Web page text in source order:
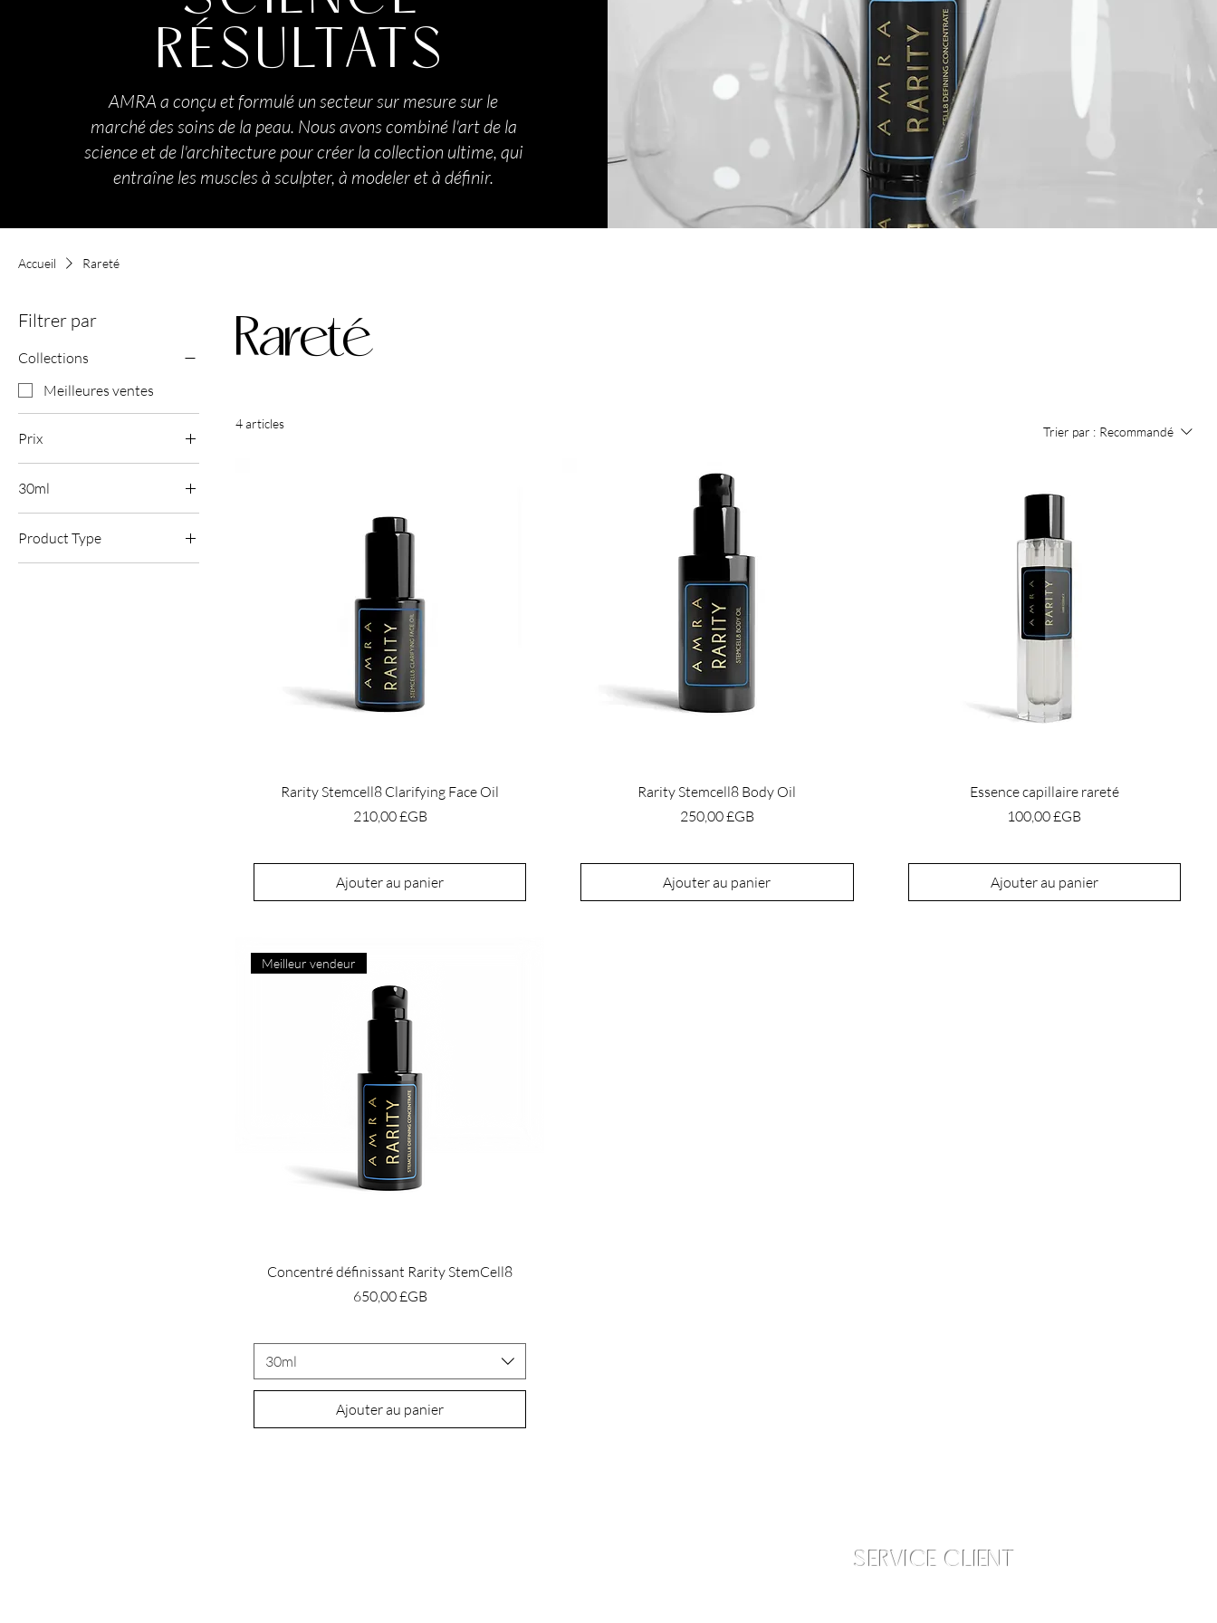
RÉSULTATS
AMRA a conçu et formulé un secteur sur mesure sur le
marché des soins de la peau. Nous avons combiné l'art de la
science et de l'architecture pour créer la collection ultime, qui
entraîne les muscles à sculpter, à modeler et à définir.
Accueil Rareté
Filtrer par
Collections
Meilleures ventes
Prix
100 £GB 650 £GB
30ml
45ml
Product Type
Rareté
4 articles
Trier par : Recommandé
Rarity Stemcell8 Clarifying Face Oil
Prix
210,00 £GB
Ajouter au panier
Rarity Stemcell8 Body Oil
Prix
250,00 £GB
Ajouter au panier
Essence capillaire rareté
Prix
100,00 £GB
Ajouter au panier
Meilleur vendeur
Concentré définissant Rarity StemCell8
Prix
650,00 £GB
30ml
Ajouter au panier
SERVICE CLIENT